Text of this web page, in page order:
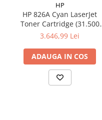
HP
HP 826A Cyan LaserJet
Toner Cartridge (31.500
pag)
3.646,99 Lei
ADAUGA IN COS